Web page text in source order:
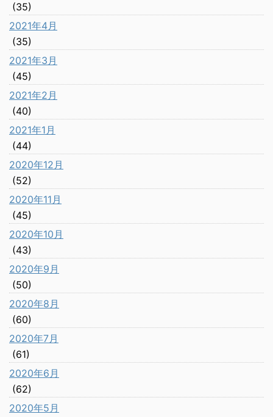
(35)
2021年4月
(35)
2021年3月
(45)
2021年2月
(40)
2021年1月
(44)
2020年12月
(52)
2020年11月
(45)
2020年10月
(43)
2020年9月
(50)
2020年8月
(60)
2020年7月
(61)
2020年6月
(62)
2020年5月